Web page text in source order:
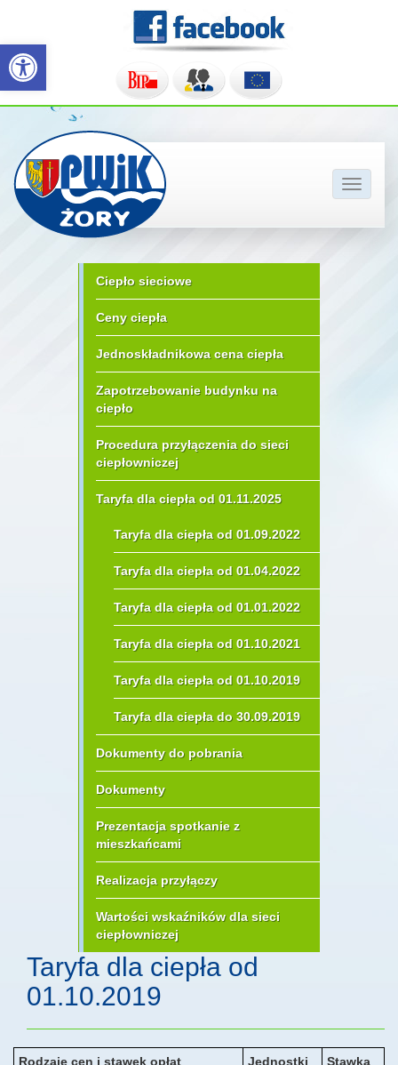
Otwórz pasek narzędzi
Pokaż/
Ciepło sieciowe
Ceny ciepła
Jednoskładnikowa cena ciepła
Zapotrzebowanie budynku na
ciepło
Procedura przyłączenia do sieci
ciepłowniczej
Taryfa dla ciepła od 01.11.2025
Taryfa dla ciepła od 01.09.2022
Taryfa dla ciepła od 01.04.2022
Taryfa dla ciepła od 01.01.2022
Taryfa dla ciepła od 01.10.2021
Taryfa dla ciepła od 01.10.2019
Taryfa dla ciepła do 30.09.2019
Dokumenty do pobrania
Dokumenty
Prezentacja spotkanie z
mieszkańcami
Realizacja przyłączy
Wartości wskaźników dla sieci
ciepłowniczej
Taryfa dla ciepła od
01.10.2019
Rodzaje cen i stawek opłat
Jednostki
Stawka